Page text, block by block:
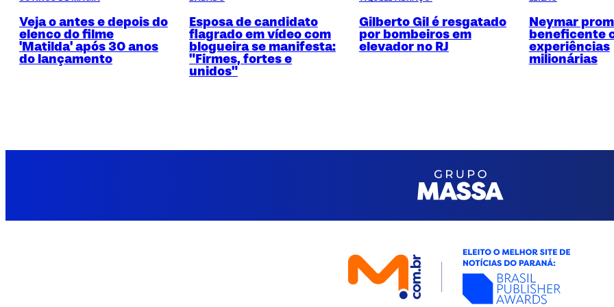
Veja o antes e depois do
elenco do filme
'Matilda' após 30 anos
do lançamento
Esposa de candidato
flagrado em vídeo com
blogueira se manifesta:
"Firmes, fortes e
unidos"
Gilberto Gil é resgatado
por bombeiros em
elevador no RJ
Neymar
beneficente
experiências
milionárias